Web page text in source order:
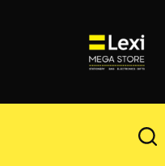
المحتوى